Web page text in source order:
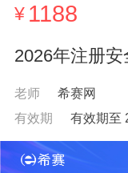
¥ 1188
2026年注册
老师
希赛网
有效期
有效期至